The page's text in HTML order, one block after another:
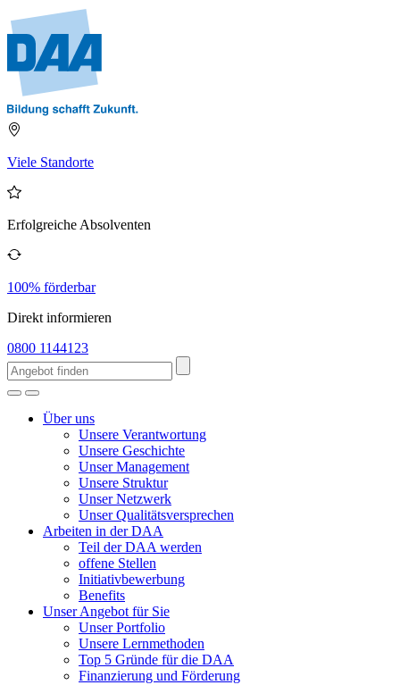
Viele Standorte
Erfolgreiche Absolventen
100% förderbar
Direkt informieren
0800 1144123
Über uns
Unsere Verantwortung
Unsere Geschichte
Unser Management
Unsere Struktur
Unser Netzwerk
Unser Qualitätsversprechen
Arbeiten in der DAA
Teil der DAA werden
offene Stellen
Initiativbewerbung
Benefits
Unser Angebot für Sie
Unser Portfolio
Unsere Lernmethoden
Top 5 Gründe für die DAA
Finanzierung und Förderung